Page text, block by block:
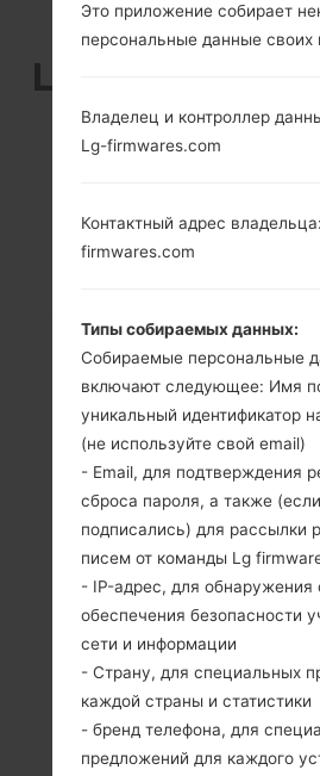
LG KG328
СЕРИИ LG
176 x 220 пикселей
(~157 плотность
пикселей на
дюйм)
70 грамм (2.59
унции)
Это приложение собирает
персональные данные своих
Владелец и контроллер
Lg-firmwares.com
Контактный адрес
firmwares.com
Типы собираемых данных:
Собираемые персональные
включают следующее: Имя
уникальный идентификатор
(не используйте свой email)
- Email, для подтверждения
сброса пароля, а также
подписались) для рассылки
писем от команды Lg
- IP-адрес, для обнаружения
обеспечения безопасности
сети и информации
- Страну, для специальных
каждой страны и статистики
- бренд телефона, для
предложений для каждого